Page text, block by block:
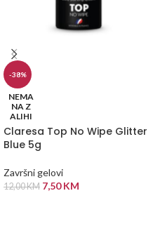
-38%
NEMA
NA Z
ALIHI
Claresa Top No Wipe Glitter
Blue 5g
Završni gelovi
12,00KM 7,50KM